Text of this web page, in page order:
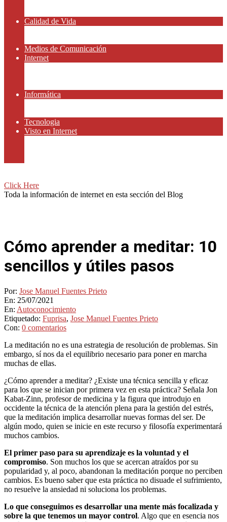
Calidad de Vida
Medios de Comunicación
Internet
Informática
Tecnologia
Visto en Internet
Click Here
Toda la información de internet en esta sección del Blog
Cómo aprender a meditar: 10
sencillos y útiles pasos
Por: Jose Manuel Fuentes Prieto
En: 25/07/2021
En: Autoconocimiento
Etiquetado: Fuprisa, Jose Manuel Fuentes Prieto
Con: 0 comentarios
La meditación no es una estrategia de resolución de problemas. Sin
embargo, sí nos da el equilibrio necesario para poner en marcha
muchas de ellas.
¿Cómo aprender a meditar? ¿Existe una técnica sencilla y eficaz
para los que se inician por primera vez en esta práctica? Señala Jon
Kabat-Zinn, profesor de medicina y la figura que introdujo en
occidente la técnica de la atención plena para la gestión del estrés,
que la meditación implica desarrollar nuevas formas del ser. De
algún modo, quien se inicie en este recurso y filosofía experimentará
muchos cambios.
El primer paso para su aprendizaje es la voluntad y el
compromiso. Son muchos los que se acercan atraídos por su
popularidad y, al poco, abandonan la meditación porque no perciben
cambios. Es bueno saber que esta práctica no disuade el sufrimiento,
no resuelve la ansiedad ni soluciona los problemas.
Lo que conseguimos es desarrollar una mente más focalizada y
sobre la que tenemos un mayor control. Algo que en esencia nos